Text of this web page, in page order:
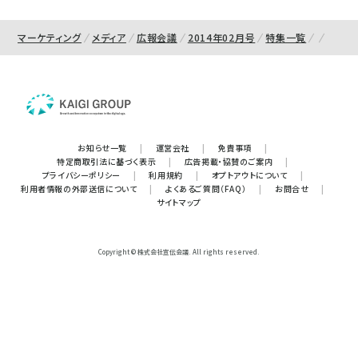
マーケティング メディア 広報会議 2014年02月号 特集一覧
お知らせ一覧 | 運営会社 | 免責事項
|
特定商取引法に基づく表示
| 広告掲載・協賛のご案内
|
プライバシーポリシー
| 利用規約 | オプトアウトについて
|
利用者情報の外部送信について
| よくあるご質問（FAQ） | お問合せ
|
サイトマップ
Copyright © 株式会社宣伝会議. All rights reserved.